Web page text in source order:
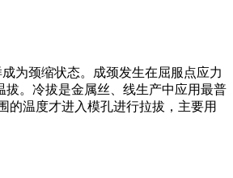
为颈缩状态。成颈发生在屈服点应力
。冷拔是金属丝、线生产中应用最普
的温度才进入模孔进行拉拔，主要用